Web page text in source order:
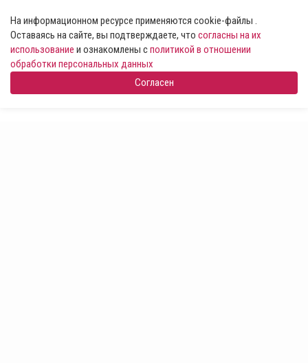
На информационном ресурсе применяются cookie-файлы .
Оставаясь на сайте, вы подтверждаете, что согласны на их
использование и ознакомлены сполитикой в отношении
обработки персональных данных
Согласен